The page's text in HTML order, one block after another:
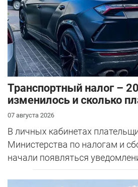
Транспортный налог –
изменилось и сколько
07 августа 2026
В личных кабинетах
Министерства по налогам и
начали появляться